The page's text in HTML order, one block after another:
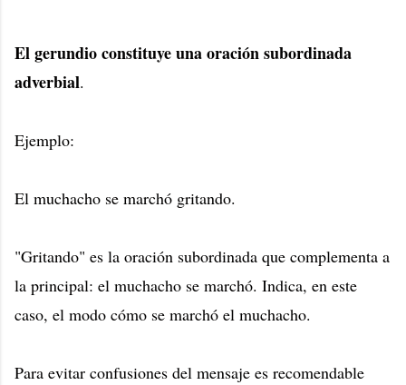
El gerundio constituye una oración subordinada
adverbial.
Ejemplo:
El muchacho se marchó gritando.
"Gritando" es la oración subordinada que complementa a
la principal: el muchacho se marchó. Indica, en este
caso, el modo cómo se marchó el muchacho.
Para evitar confusiones del mensaje es recomendable